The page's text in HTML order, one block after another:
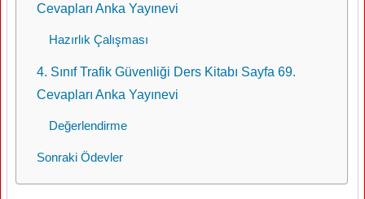
Cevapları Anka Yayınevi
Hazırlık Çalışması
4. Sınıf Trafik Güvenliği Ders Kitabı Sayfa 69.
Cevapları Anka Yayınevi
Değerlendirme
Sonraki Ödevler